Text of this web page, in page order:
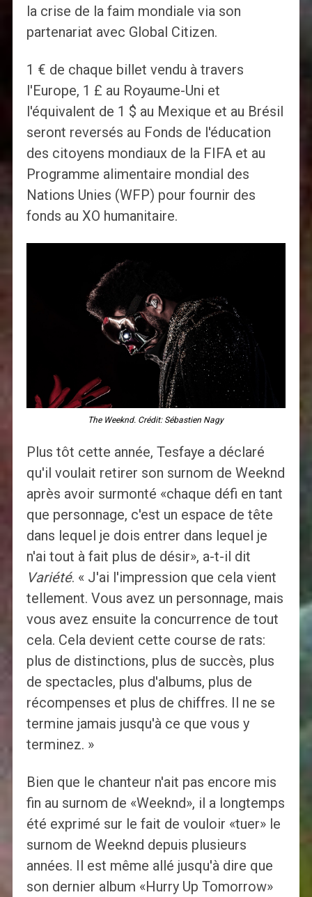
la crise de la faim mondiale via son
partenariat avec Global Citizen.
1 € de chaque billet vendu à travers
l'Europe, 1 £ au Royaume-Uni et
l'équivalent de 1 $ au Mexique et au Brésil
seront reversés au Fonds de l'éducation
des citoyens mondiaux de la FIFA et au
Programme alimentaire mondial des
Nations Unies (WFP) pour fournir des
fonds au XO humanitaire.
The Weeknd. Crédit: Sébastien Nagy
Plus tôt cette année, Tesfaye a déclaré
qu'il voulait retirer son surnom de Weeknd
après avoir surmonté «chaque défi en tant
que personnage, c'est un espace de tête
dans lequel je dois entrer dans lequel je
n'ai tout à fait plus de désir», a-t-il dit
Variété. « J'ai l'impression que cela vient
tellement. Vous avez un personnage, mais
vous avez ensuite la concurrence de tout
cela. Cela devient cette course de rats:
plus de distinctions, plus de succès, plus
de spectacles, plus d'albums, plus de
récompenses et plus de chiffres. Il ne se
termine jamais jusqu'à ce que vous y
terminez. »
Bien que le chanteur n'ait pas encore mis
fin au surnom de «Weeknd», il a longtemps
été exprimé sur le fait de vouloir «tuer» le
surnom de Weeknd depuis plusieurs
années. Il est même allé jusqu'à dire que
son dernier album «Hurry Up Tomorrow»